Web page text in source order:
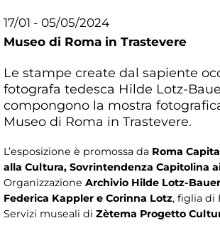
17/01 - 05/05/2024
Museo di Roma in Trastevere
Le stampe create dal sapiente
fotografa tedesca Hilde Lotz-
compongono la mostra
Museo di Roma in Trastevere.
L’esposizione è promossa da Roma
alla Cultura, Sovrintendenza Capitolina
Organizzazione Archivio Hilde Lotz-Bauer
Federica Kappler e Corinna Lotz, figlia di
Servizi museali di Zètema Progetto